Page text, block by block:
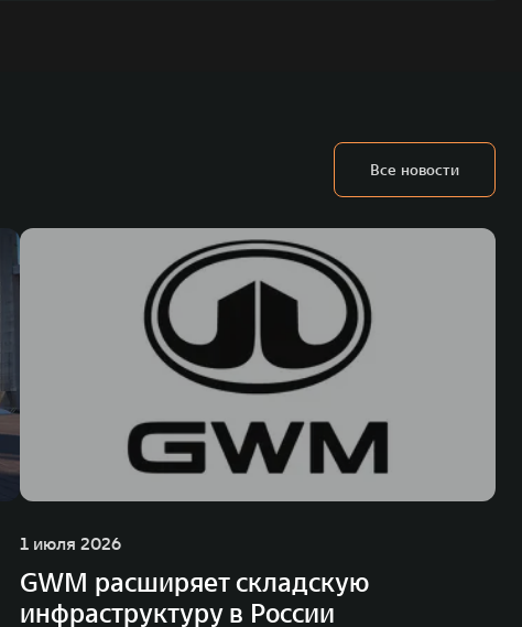
Все новости
1 июля 2026
GWM расширяет складскую
инфраструктуру в России